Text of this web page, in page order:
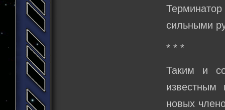
сильными
* * *
Таким и
известным
новых